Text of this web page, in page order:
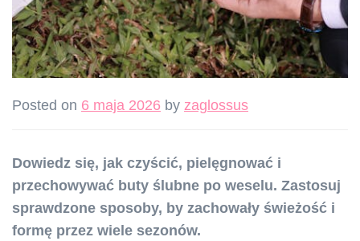
Posted on 6 maja 2026 by zaglossus
Dowiedz się, jak czyścić, pielęgnować i
przechowywać buty ślubne po weselu. Zastosuj
sprawdzone sposoby, by zachowały świeżość i
formę przez wiele sezonów.